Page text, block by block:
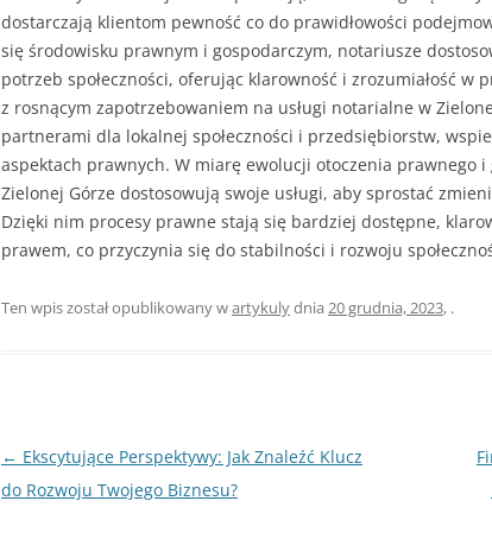
dostarczają klientom pewność co do prawidłowości
się środowisku prawnym i gospodarczym, notariusze
potrzeb społeczności, oferując klarowność i zrozumiałość w
z rosnącym zapotrzebowaniem na usługi notarialne w
partnerami dla lokalnej społeczności i przedsiębiorstw,
aspektach prawnych. W miarę ewolucji otoczenia prawnego
Zielonej Górze dostosowują swoje usługi, aby sprostać
Dzięki nim procesy prawne stają się bardziej dostępne,
prawem, co przyczynia się do stabilności i rozwoju
Ten wpis został opublikowany wartykulydnia 20 grudnia, 2023, .
Nawigacja
wpisu
← Ekscytujące Perspektywy: Jak Znaleźć Klucz
do Rozwoju Twojego Biznesu?